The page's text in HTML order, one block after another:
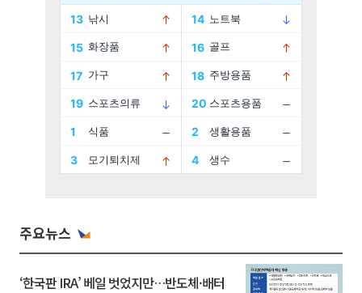
주요뉴스
‘한국판 IRA’ 베일 벗었지만…반도체·배터